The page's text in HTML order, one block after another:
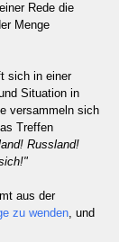
Rede die
Menge
sich in einer
Situation in
versammeln sich
Treffen
Russland!
aus der
zu wenden, und